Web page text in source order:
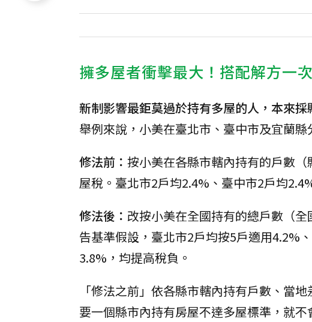
擁多屋者衝擊最大！搭配解方一
新制影響最鉅莫過於持有多屋的人，本來
舉例來說，小美在臺北市、臺中市及宜蘭
修法前： 按小美在各縣市轄內持有的戶數
屋稅。臺北市2戶均2.4%、臺中市2戶均
修法後： 改按小美在全國持有的總戶數（
告基準假設，臺北市2戶均按5戶適用4.2%
3.8%，均提高稅負。
「修法之前」依各縣市轄內持有戶數、當
要一個縣市內持有房屋不達多屋標準，就